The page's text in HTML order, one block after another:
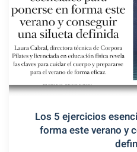
Los 5 ejercicios
forma este verano y